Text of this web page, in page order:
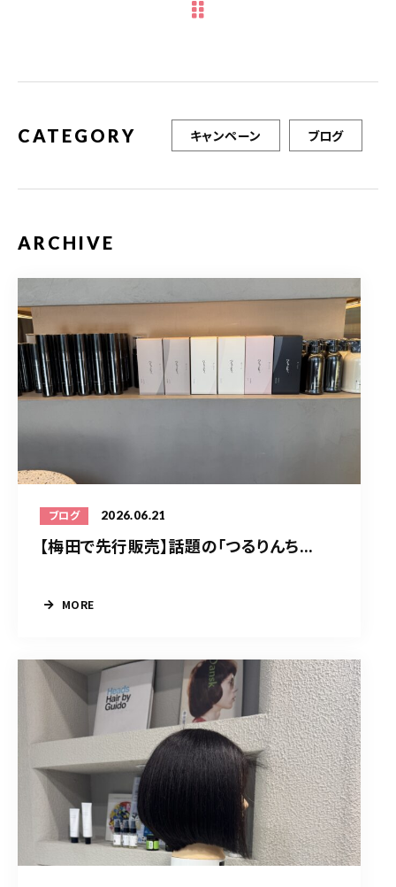
CATEGORY キャンペーン ブログ
ARCHIVE
ブログ 2026.06.21
【梅田で先行販売】話題の「つるりんち...
MORE